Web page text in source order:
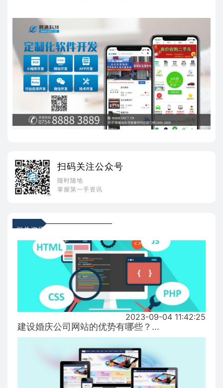
扫码关注公众号
随时随地
掌握第一手资讯
相关资讯
2023-09-04 11:42:25
建设婚庆公司网站的优势有哪些？...